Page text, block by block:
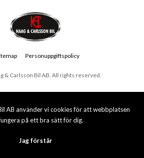
AB använder vi cookies för att webbplatsen
på ett bra sätt för dig.
Jag förstår
& Carlsson Bil AB. All rights reserved.
Personuppgiftspolicy